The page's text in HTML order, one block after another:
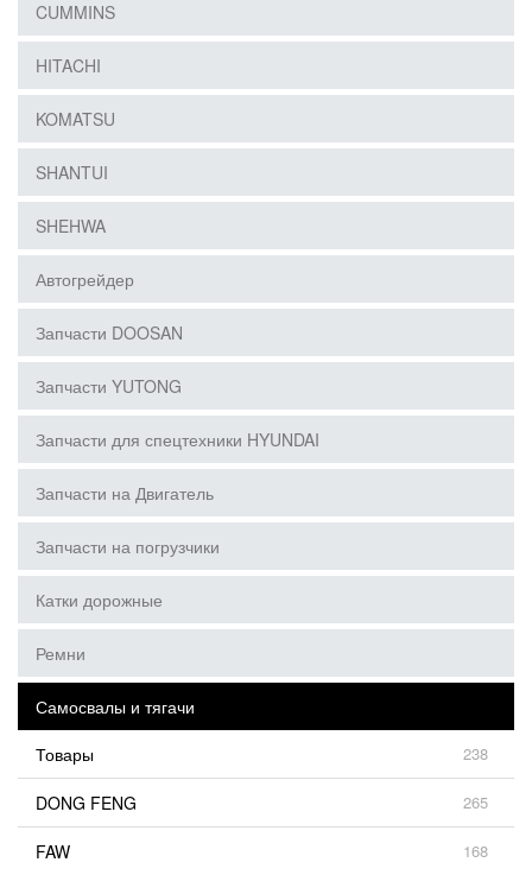
CUMMINS
HITACHI
KOMATSU
SHANTUI
SHEHWA
Автогрейдер
Запчасти DOOSAN
Запчасти YUTONG
Запчасти для спецтехники HYUNDAI
Запчасти на Двигатель
Запчасти на погрузчики
Катки дорожные
Ремни
Самосвалы и тягачи
Товары
238
DONG FENG 265
FAW 168